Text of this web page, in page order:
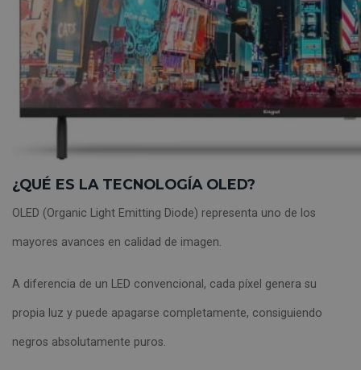
¿QUÉ ES LA TECNOLOGÍA OLED?
OLED (Organic Light Emitting Diode) representa uno de los
mayores avances en calidad de imagen.
A diferencia de un LED convencional, cada píxel genera su
propia luz y puede apagarse completamente, consiguiendo
negros absolutamente puros.